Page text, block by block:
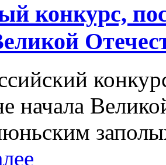
конкурс,
начала